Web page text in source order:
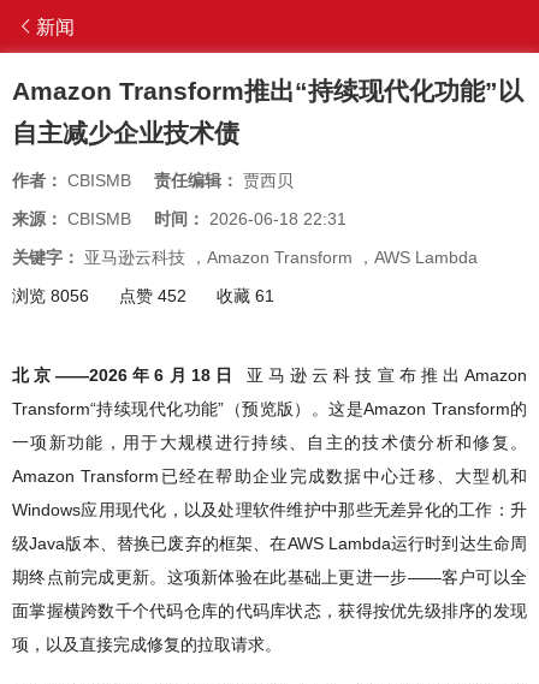
新闻
Amazon Transform推出“持续现代化功能”以
自主减少企业技术债
作者： CBISMB 责任编辑： 贾西贝
来源： CBISMB 时间： 2026-06-18 22:31
关键字： 亚马逊云科技 ， Amazon Transform ， AWS Lambda
浏览 8056
点赞 452 收藏 61
北京——2026年6月18日 亚马逊云科技宣布推出Amazon
Transform“持续现代化功能”（预览版）。这是Amazon Transform的
一项新功能，用于大规模进行持续、自主的技术债分析和修复。
Amazon Transform已经在帮助企业完成数据中心迁移、大型机和
Windows应用现代化，以及处理软件维护中那些无差异化的工作：升
级Java版本、替换已废弃的框架、在AWS Lambda运行时到达生命周
期终点前完成更新。这项新体验在此基础上更进一步——客户可以全
面掌握横跨数千个代码仓库的代码库状态，获得按优先级排序的发现
项，以及直接完成修复的拉取请求。